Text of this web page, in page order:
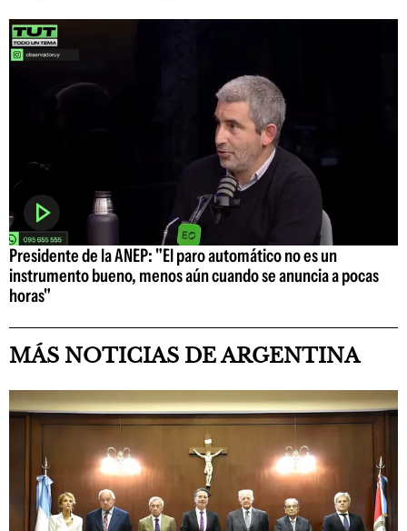
Presidente de la ANEP: "El paro automático no es un
instrumento bueno, menos aún cuando se anuncia a pocas
horas"
MÁS NOTICIAS DE ARGENTINA